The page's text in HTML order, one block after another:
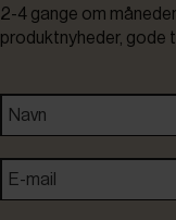
2-4 gange om
produktnyheder, gode